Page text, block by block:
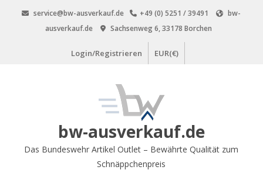
service@bw-ausverkauf.de +49 (0) 5251 / 39491
bw-
ausverkauf.de
Sachsenweg 6, 33178 Borchen
Login/Registrieren EUR(€)
bw-ausverkauf.de
Das Bundeswehr Artikel Outlet – Bewährte Qualität zum
Schnäppchenpreis